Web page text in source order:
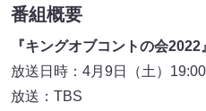
番組概要
『キングオブコントの会2022
放送日時：4月9日（土）
放送：TBS